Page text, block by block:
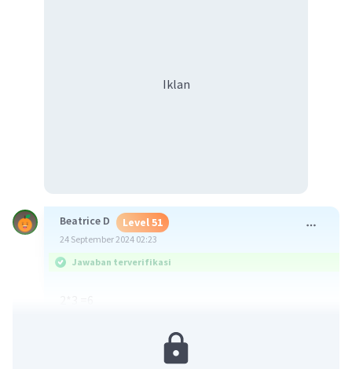
Iklan
Beatrice D Level 51
24 September 2024 02:23
Jawaban terverifikasi